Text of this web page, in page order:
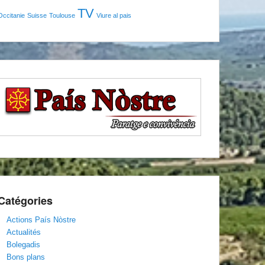
Suisse Toulouse TV Viure al pais
Actions País Nòstre
Actualités
Bolegadis
Bons plans